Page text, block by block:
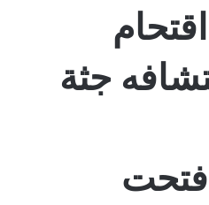
جثة
فتحت